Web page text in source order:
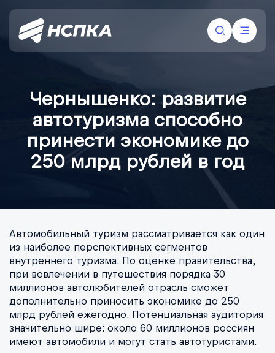
Чернышенко: развитие
автотуризма способно
принести экономике до
250 млрд рублей в год
Автомобильный туризм рассматривается как один
из наиболее перспективных сегментов
внутреннего туризма. По оценке правительства,
при вовлечении в путешествия порядка 30
миллионов автолюбителей отрасль сможет
дополнительно приносить экономике до 250
млрд рублей ежегодно. Потенциальная аудитория
значительно шире: около 60 миллионов россиян
имеют автомобили и могут стать автотуристами.